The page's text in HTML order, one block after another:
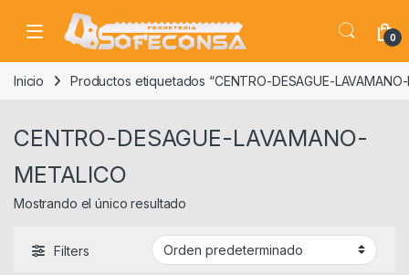
Skip to navigation
Skip to content
0
Inicio Productos etiquetados “CENTRO-DESAGUE-LAVAMANO-
CENTRO-DESAGUE-LAVAMANO-
METALICO
Mostrando el único resultado
Filters